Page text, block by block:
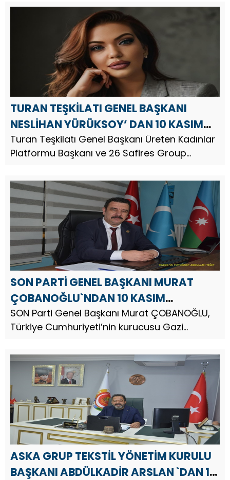
Türkiye Cumhuriyeti’nin kurucusu Gazi
Mustafa Kemal Atatürk’ün vefatının ...
TURAN TEŞKİLATI GENEL BAŞKANI
NESLİHAN YÜRÜKSOY’ DAN 10 KASIM
ATATÜRK’Ü ANMA GÜNÜ MESAJI
Turan Teşkilatı Genel Başkanı Üreten Kadınlar
Platformu Başkanı ve 26 Safires Group
Türkiye Cumhuriyeti’nin kurucusu Gazi
Mustafa Kemal Atatürk’ün vefatının 8...
SON PARTİ GENEL BAŞKANI MURAT
ÇOBANOĞLU`NDAN 10 KASIM
ATATÜRK’Ü ANMA GÜNÜ MESAJI
SON Parti Genel Başkanı Murat ÇOBANOĞLU,
Türkiye Cumhuriyeti’nin kurucusu Gazi
ASKA GRUP TEKSTİL YÖNETİM KURULU
BAŞKANI ABDÜLKADİR ARSLAN `DAN 10